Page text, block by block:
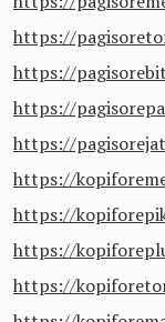
https://
https://
https://
https://
https://
https://
https://
https://